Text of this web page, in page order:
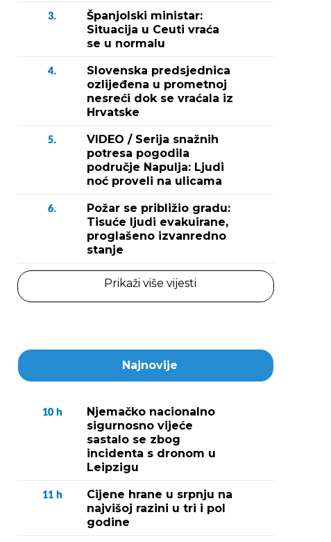
3.
Španjolski ministar:
Situacija u Ceuti vraća
se u normalu
4.
Slovenska predsjednica
ozlijeđena u prometnoj
nesreći dok se vraćala iz
Hrvatske
5.
VIDEO / Serija snažnih
potresa pogodila
područje Napulja: Ljudi
noć proveli na ulicama
6.
Požar se približio gradu:
Tisuće ljudi evakuirane,
proglašeno izvanredno
stanje
Prikaži više vijesti
Najnovije
10 h
Njemačko nacionalno
sigurnosno vijeće
sastalo se zbog
incidenta s dronom u
Leipzigu
11 h
Cijene hrane u srpnju na
najvišoj razini u tri i pol
godine